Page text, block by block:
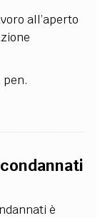
all’aperto
pen.
è